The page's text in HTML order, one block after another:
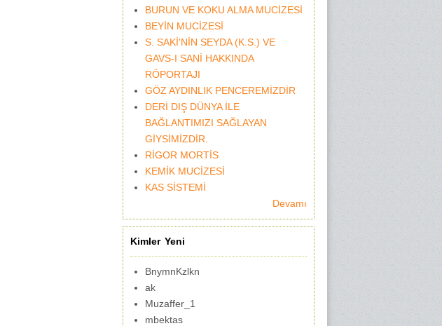
BURUN VE KOKU ALMA MUCİZESİ
BEYİN MUCİZESİ
S. SAKİ'NİN SEYDA (K.S.) VE
GAVS-I SANİ HAKKINDA
RÖPORTAJI
GÖZ AYDINLIK PENCEREMİZDİR
DERİ DIŞ DÜNYA İLE
BAĞLANTIMIZI SAĞLAYAN
GİYSİMİZDİR.
RİGOR MORTİS
KEMİK MUCİZESİ
KAS SİSTEMİ
Devamı
Kimler Yeni
BnymnKzlkn
ak
Muzaffer_1
mbektas